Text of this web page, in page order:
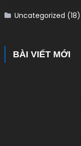
Uncategorized (18)
BÀI VIẾT MỚI